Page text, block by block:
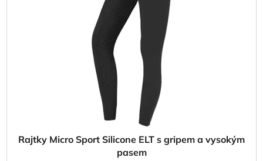
Rajtky Micro Sport Silicone ELT s gripem a vysokým
pasem